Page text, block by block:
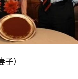
子）